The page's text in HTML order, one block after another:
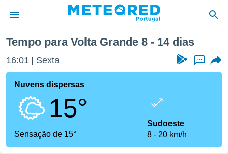
da
foi
fornecidas
a este
das
Tempo para Volta Grande 8 - 14 dias
16:01 Sexta ...
Nuvens dispersas
15°
Sensação de 15°
Sudoeste
8
20 km/h